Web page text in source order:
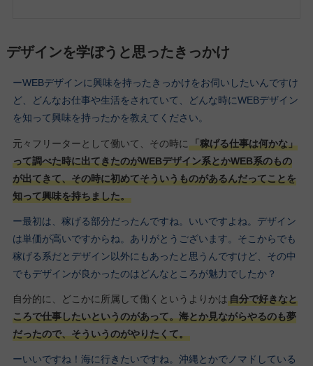
デザインを学ぼうと思ったきっかけ
ーWEBデザインに興味を持ったきっかけをお伺いしたいんですけ
ど、どんなお仕事や生活をされていて、どんな時にWEBデザイン
を知って興味を持ったかを教えてください。
元々フリーターとして働いて、その時に 「稼げる仕事は何かな」
って調べた時に出てきたのがWEBデザイン系とかWEB系のもの
が出てきて、その時に初めてそういうものがあるんだってことを
知って興味を持ちました。
ー最初は、稼げる部分だったんですね。いいですよね。デザイン
は単価が高いですからね。ありがとうございます。そこからでも
稼げる系だとデザイン以外にもあったと思うんですけど、その中
でもデザインが良かったのはどんなところが魅力でしたか？
自分的に、どこかに所属して働くというよりかは自分で好きなと
ころで仕事したいというのがあって。海とか見ながらやるのも夢
だったので、そういうのがやりたくて。
ーいいですね！海に行きたいですね。沖縄とかでノマドしている